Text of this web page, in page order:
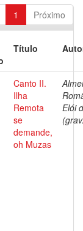
1 Próximo
Título
Canto II.
Ilha
Remota
se
demande,
oh Muzas
Elói